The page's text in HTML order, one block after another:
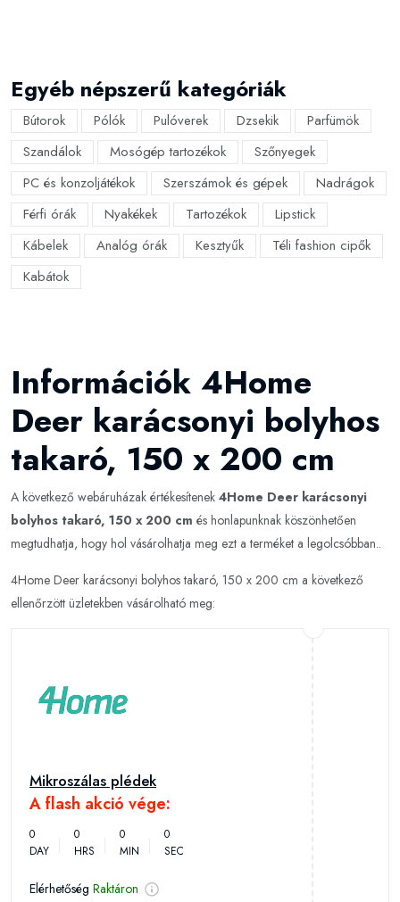
Egyéb népszerű kategóriák
Bútorok Pólók Pulóverek Dzsekik
Parfümök
Szandálok
Mosógép tartozékok
Szőnyegek
PC és konzoljátékok
Szerszámok és gépek
Nadrágok
Férfi órák
Nyakékek Tartozékok
Lipstick
Kábelek
Analóg órák Kesztyűk
Téli fashion cipők
Kabátok
Információk 4Home
Deer karácsonyi bolyhos
takaró, 150 x 200 cm
A következő webáruházak értékesítenek 4Home Deer karácsonyi
bolyhos takaró, 150 x 200 cm és honlapunknak köszönhetően
megtudhatja, hogy hol vásárolhatja meg ezt a terméket a legolcsóbban..
4Home Deer karácsonyi bolyhos takaró, 150 x 200 cm a következő
ellenőrzött üzletekben vásárolható meg:
Mikroszálas plédek
A flash akció vége:
0
DAY
0
HRS
0
MIN
0
SEC
Elérhetőség Raktáron